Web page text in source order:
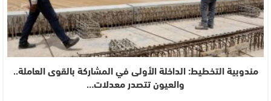
مندوبية التخطيط: الداخلة الأولى في المشاركة بالقوى العاملة..
والعيون تتصدر معدلات…